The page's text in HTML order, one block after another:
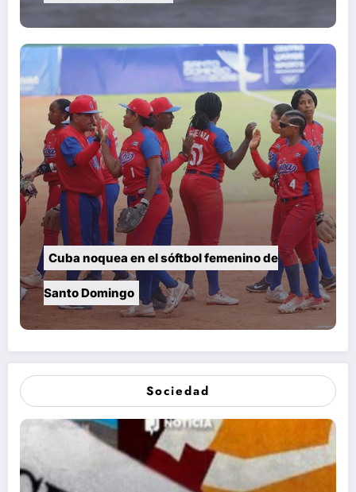
Cuba noquea en el sóftbol femenino de
Santo Domingo
Sociedad